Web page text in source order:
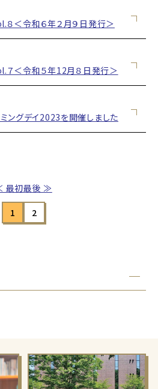
８＜令和６年２月９日発行＞
７＜令和５年12月８日発行＞
ングデイ2023を開催しました
最初
1 2
最後 ≫